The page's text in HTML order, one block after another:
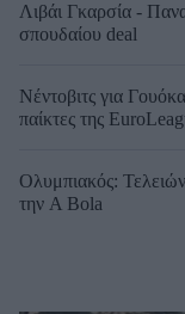
Λιβάι Γκαρσία -
σπουδαίου deal
Νέντοβιτς για
παίκτες της
Ολυμπιακός:
την A Bola